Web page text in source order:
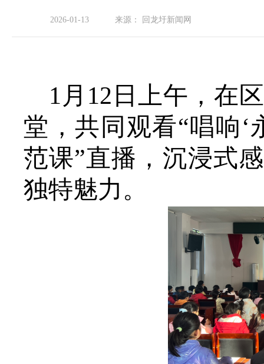
2026-01-13 来源： 回龙圩新闻网
1月12日上午，在
堂，共同观看“唱响‘
范课”直播，沉浸式
独特魅力。